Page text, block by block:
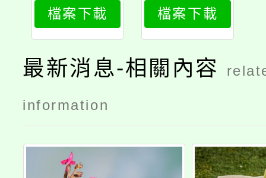
檔案下載 檔案下載
最新消息-相關內容
information